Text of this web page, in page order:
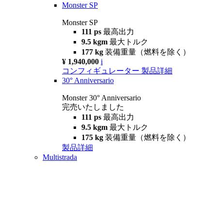
Monster SP
Monster SP
111 ps 最高出力
9.5 kgm 最大トルク
177 kg 装備重量（燃料を除く）
¥ 1,940,000 i
コンフィギュレーター 製品詳細
30° Anniversario
Monster 30° Anniversario
完売いたしました
111 ps 最高出力
9.5 kgm 最大トルク
175 kg 装備重量（燃料を除く）
製品詳細
Multistrada